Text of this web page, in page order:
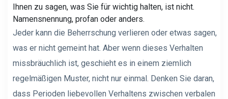
Ihnen zu sagen, was Sie für wichtig halten, ist nicht.
Namensnennung, profan oder anders.
Jeder kann die Beherrschung verlieren oder etwas sagen,
was er nicht gemeint hat. Aber wenn dieses Verhalten
missbräuchlich ist, geschieht es in einem ziemlich
regelmäßigen Muster, nicht nur einmal. Denken Sie daran,
dass Perioden liebevollen Verhaltens zwischen verbalen